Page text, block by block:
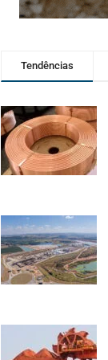
Tendências